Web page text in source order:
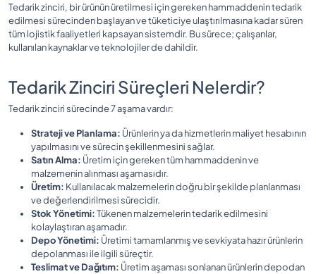
Tedarik zinciri, bir ürünün üretilmesi için gereken hammaddenin tedarik
edilmesi sürecinden başlayan ve tüketiciye ulaştırılmasına kadar süren
tüm lojistik faaliyetleri kapsayan sistemdir. Bu sürece; çalışanlar,
kullanılan kaynaklar ve teknolojiler de dahildir.
Tedarik Zinciri Süreçleri Nelerdir?
Tedarik zinciri sürecinde 7 aşama vardır:
Strateji ve Planlama: Ürünlerin ya da hizmetlerin maliyet hesabının
yapılmasını ve sürecin şekillenmesini sağlar.
Satın Alma: Üretim için gereken tüm hammaddenin ve
malzemenin alınması aşamasıdır.
Üretim: Kullanılacak malzemelerin doğru bir şekilde planlanması
ve değerlendirilmesi sürecidir.
Stok Yönetimi:Tükenen malzemelerin tedarik edilmesini
kolaylaştıran aşamadır.
Depo Yönetimi: Üretimi tamamlanmış ve sevkiyata hazır ürünlerin
depolanması ile ilgili süreçtir.
Teslimat ve Dağıtım: Üretim aşaması sonlanan ürünlerin depodan